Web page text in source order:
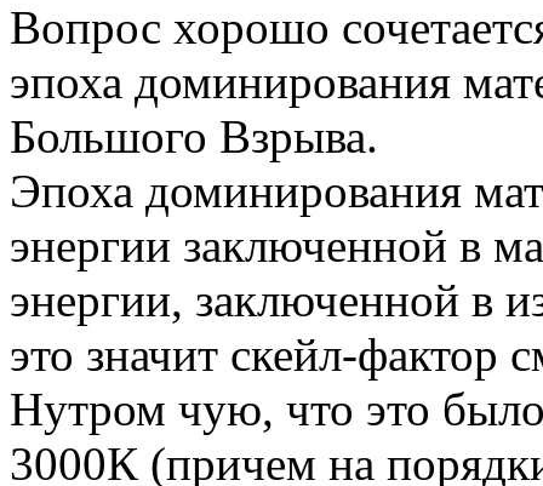
Вопрос хорошо
эпоха доминирования
Большого Взрыва.
Эпоха доминирования
энергии заключенной в
энергии, заключенной в
это значит скейл-фактор
Нутром чую, что это
3000К (причем на